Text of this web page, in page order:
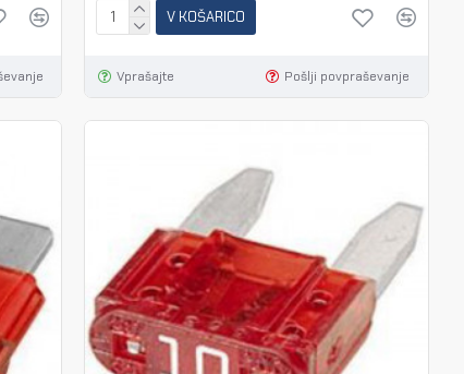
V KOŠARICO
Vprašajte Pošlji povpraševanje